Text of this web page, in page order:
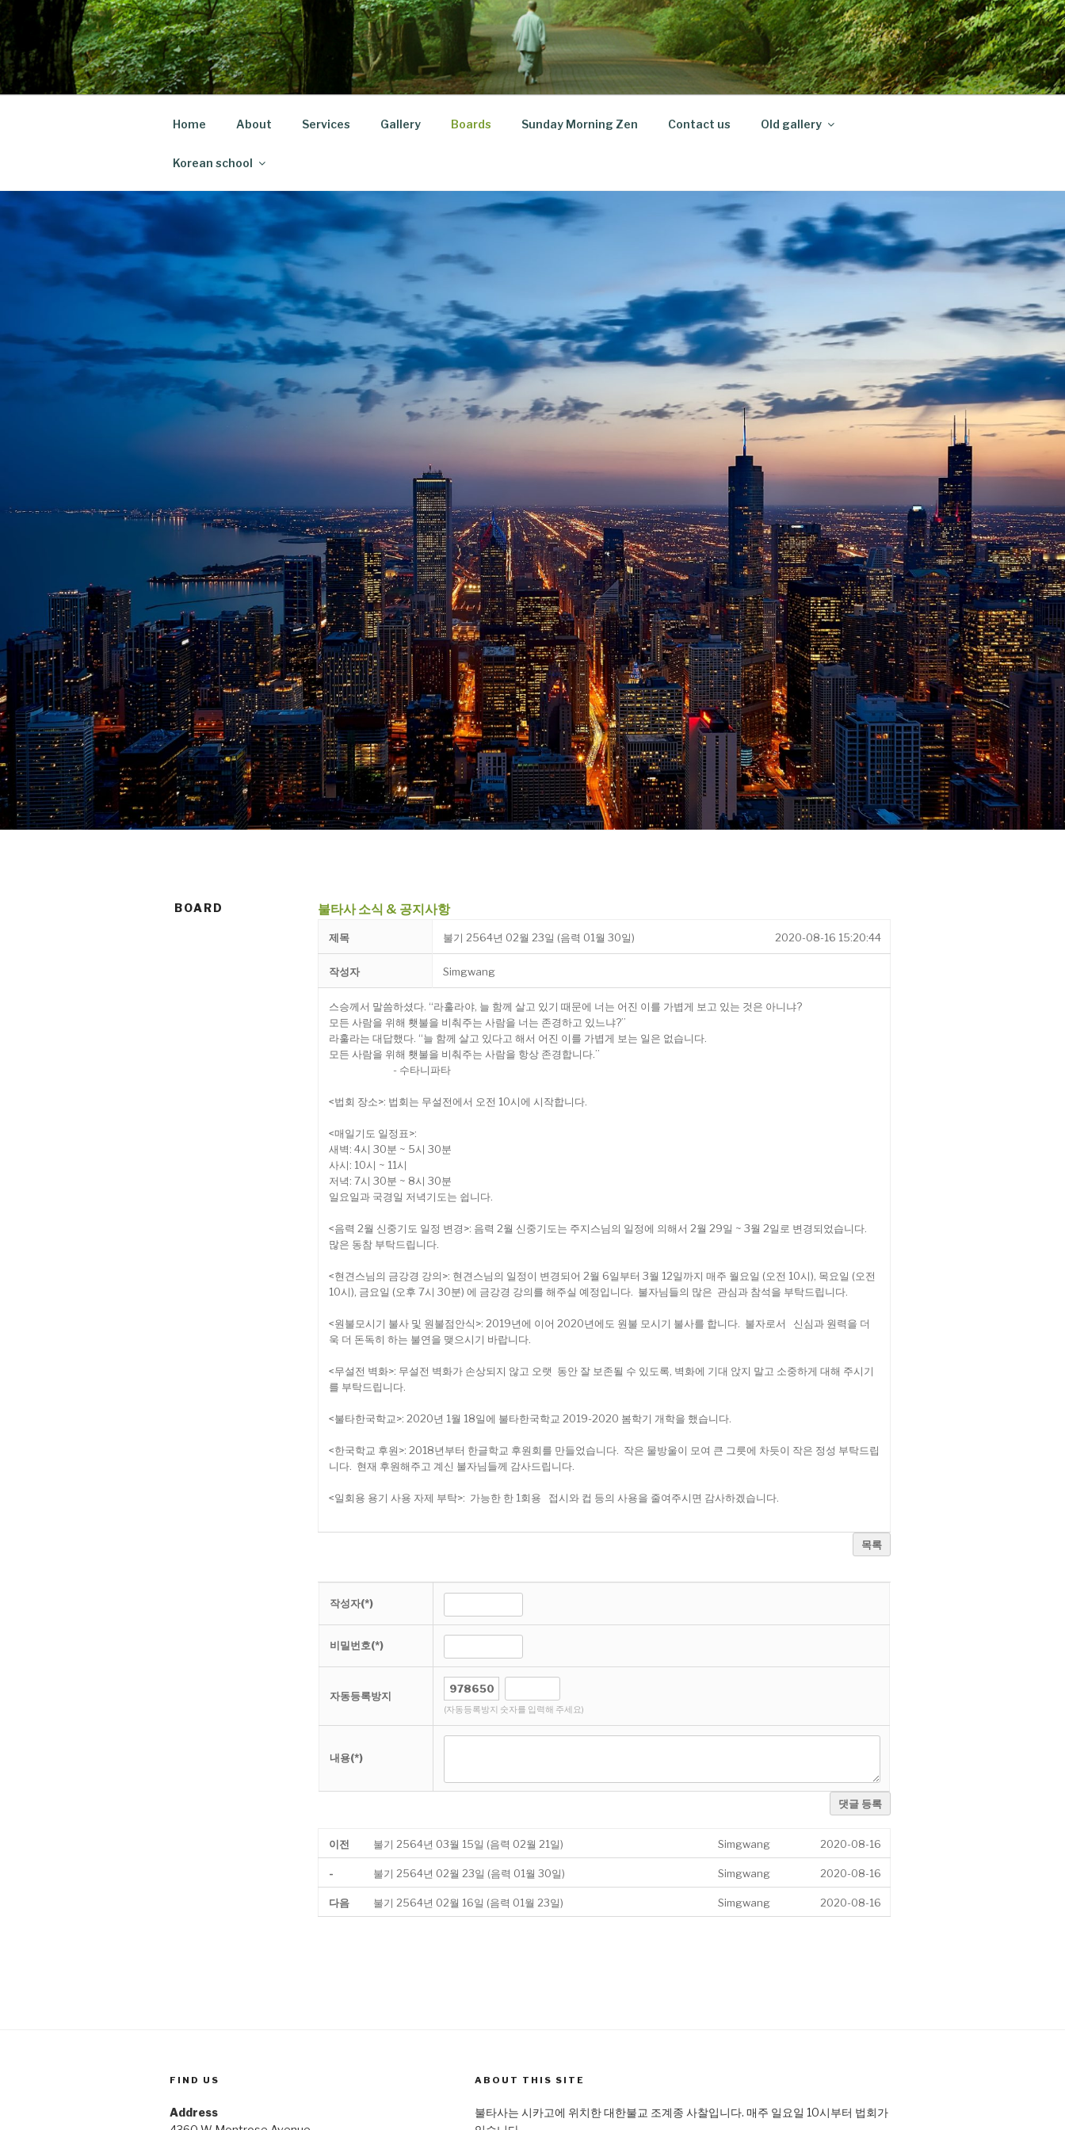
Skip
content
Home About Services Gallery Boards Sunday Morning Zen Contact us Old gallery
Korean school
BOARD 불타사 소식 & 공지사항
제목 불기 2564년 02월 23일 (음력 01월 30일) 2020-08-16 15:20:44
작성자 Simgwang
스승께서 말씀하셨다. “라훌라야, 늘 함께 살고 있기 때문에 너는 어진 이를 가볍게 보고 있는 것은 아니냐?
모든 사람을 위해 횃불을 비춰주는 사람을 너는 존경하고 있느냐?”
라훌라는 대답했다. “늘 함께 살고 있다고 해서 어진 이를 가볍게 보는 일은 없습니다.
모든 사람을 위해 횃불을 비춰주는 사람을 항상 존경합니다.”
- 수타니파타
<법회 장소>: 법회는 무설전에서 오전 10시에 시작합니다.
<매일기도 일정표>:
새벽: 4시 30분 ~ 5시 30분
사시: 10시 ~ 11시
저녁: 7시 30분 ~ 8시 30분
일요일과 국경일 저녁기도는 쉽니다.
<음력 2월 신중기도 일정 변경>: 음력 2월 신중기도는 주지스님의 일정에 의해서 2월 29일 ~ 3월 2일로 변경되었습니다.
많은 동참 부탁드립니다.
<현견스님의 금강경 강의>: 현견스님의 일정이 변경되어 2월 6일부터 3월 12일까지 매주 월요일 (오전 10시), 목요일 (오전
10시), 금요일 (오후 7시 30분) 에 금강경 강의를 해주실 예정입니다. 불자님들의 많은 관심과 참석을 부탁드립니다.
<원불모시기 불사 및 원불점안식>: 2019년에 이어 2020년에도 원불 모시기 불사를 합니다. 불자로서 신심과 원력을 더
욱 더 돈독히 하는 불연을 맺으시기 바랍니다.
<무설전 벽화>: 무설전 벽화가 손상되지 않고 오랫 동안 잘 보존될 수 있도록, 벽화에 기대 앉지 말고 소중하게 대해 주시기
를 부탁드립니다.
<불타한국학교>: 2020년 1월 18일에 불타한국학교 2019-2020 봄학기 개학을 했습니다.
<한국학교 후원>: 2018년부터 한글학교 후원회를 만들었습니다. 작은 물방울이 모여 큰 그릇에 차듯이 작은 정성 부탁드립
니다. 현재 후원해주고 계신 불자님들께 감사드립니다.
<일회용 용기 사용 자제 부탁>: 가능한 한 1회용 접시와 컵 등의 사용을 줄여주시면 감사하겠습니다.
목록
작성자(*)
비밀번호(*)
자동등록방지
(자동등록방지 숫자를 입력해 주세요)
내용(*)
댓글 등록
이전 불기 2564년 03월 15일 (음력 02월 21일) Simgwang 2020-08-16
- 불기 2564년 02월 23일 (음력 01월 30일) Simgwang 2020-08-16
다음 불기 2564년 02월 16일 (음력 01월 23일) Simgwang 2020-08-16
FIND US
Address
ABOUT THIS SITE
불타사는 시카고에 위치한 대한불교 조계종 사찰입니다. 매주 일요일 10시부터 법회가